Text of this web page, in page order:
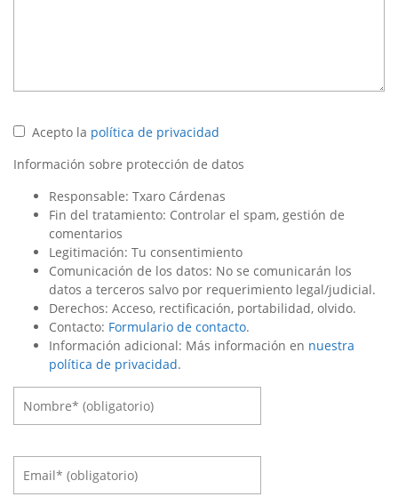
Acepto la política de privacidad
Información sobre protección de datos
Responsable: Txaro Cárdenas
Fin del tratamiento: Controlar el spam, gestión de
comentarios
Legitimación: Tu consentimiento
Comunicación de los datos: No se comunicarán los
datos a terceros salvo por requerimiento legal/judicial.
Derechos: Acceso, rectificación, portabilidad, olvido.
Contacto: Formulario de contacto.
Información adicional: Más información en nuestra
política de privacidad.